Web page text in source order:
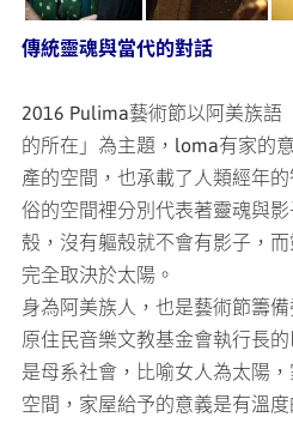
Pulima藝術節籌Pulima藝術節籌
傳統靈魂與當代的對話
2016 Pulima藝術節以阿美族語
的所在」為主題，loma有家的
產的空間，也承載了人類經年
俗的空間裡分別代表著靈魂與
殼，沒有軀殼就不會有影子，
完全取決於太陽。
身為阿美族人，也是藝術節籌
原住民音樂文教基金會執行長
是母系社會，比喻女人為太陽
空間，家屋給予的意義是有溫